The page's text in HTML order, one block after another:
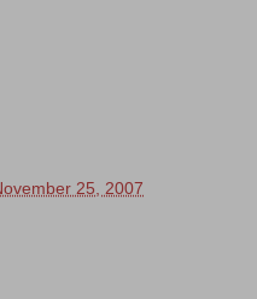
25, 2007